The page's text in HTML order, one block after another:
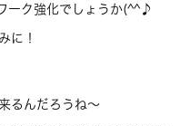
ーク強化でしょうか(^^♪
に！
るんだろうね〜